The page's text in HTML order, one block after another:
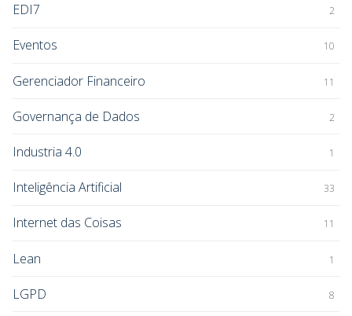
EDI7 2
Eventos 10
Gerenciador Financeiro 11
Governança de Dados 2
Industria 4.0 1
Inteligência Artificial 33
Internet das Coisas 11
Lean 1
LGPD 8